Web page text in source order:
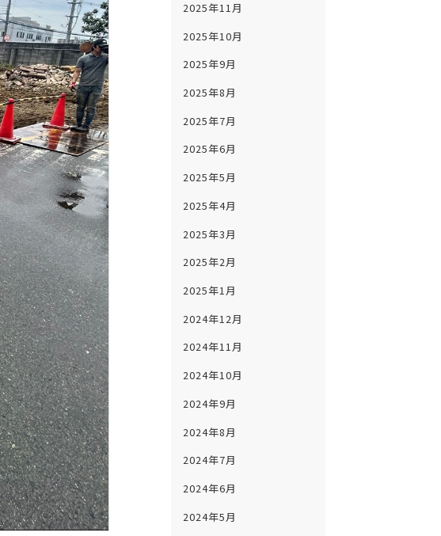
2025年11月
2025年10月
2025年9月
2025年8月
2025年7月
2025年6月
2025年5月
2025年4月
2025年3月
2025年2月
2025年1月
2024年12月
2024年11月
2024年10月
2024年9月
2024年8月
2024年7月
2024年6月
2024年5月